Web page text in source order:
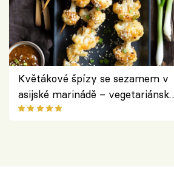
Květákové špízy se sezamem v
asijské marinádě – vegetariánská
chuťovka z grilu